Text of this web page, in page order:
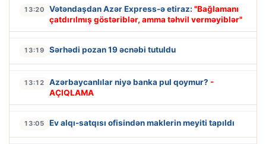
13:20 Vətəndaşdan Azər Express-ə etiraz: "Bağlamanı
çatdırılmış göstəriblər, amma təhvil verməyiblər"
13:19 Sərhədi pozan 19 əcnəbi tutuldu
13:12 Azərbaycanlılar niyə banka pul qoymur? -
AÇIQLAMA
13:05 Ev alqı-satqısı ofisindən maklerin meyiti tapıldı